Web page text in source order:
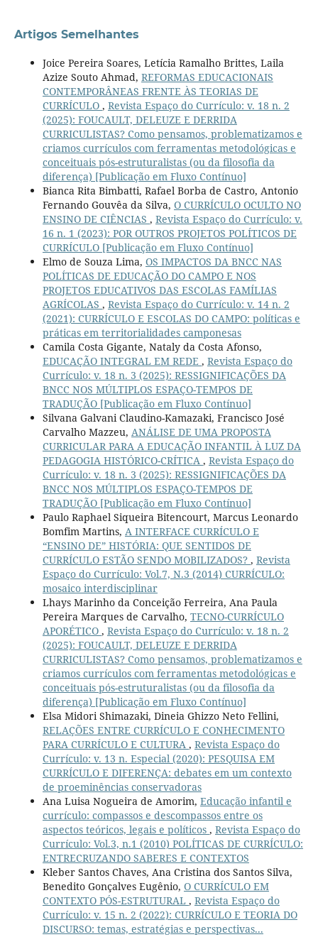
Artigos Semelhantes
Joice Pereira Soares, Letícia Ramalho Brittes, Laila
Azize Souto Ahmad, REFORMAS EDUCACIONAIS
CONTEMPORÂNEAS FRENTE ÀS TEORIAS DE
CURRÍCULO , Revista Espaço do Currículo: v. 18 n. 2
(2025): FOUCAULT, DELEUZE E DERRIDA
CURRICULISTAS? Como pensamos, problematizamos e
criamos currículos com ferramentas metodológicas e
conceituais pós-estruturalistas (ou da filosofia da
diferença) [Publicação em Fluxo Contínuo]
Bianca Rita Bimbatti, Rafael Borba de Castro, Antonio
Fernando Gouvêa da Silva, O CURRÍCULO OCULTO NO
ENSINO DE CIÊNCIAS , Revista Espaço do Currículo: v.
16 n. 1 (2023): POR OUTROS PROJETOS POLÍTICOS DE
CURRÍCULO [Publicação em Fluxo Contínuo]
Elmo de Souza Lima, OS IMPACTOS DA BNCC NAS
POLÍTICAS DE EDUCAÇÃO DO CAMPO E NOS
PROJETOS EDUCATIVOS DAS ESCOLAS FAMÍLIAS
AGRÍCOLAS , Revista Espaço do Currículo: v. 14 n. 2
(2021): CURRÍCULO E ESCOLAS DO CAMPO: políticas e
práticas em territorialidades camponesas
Camila Costa Gigante, Nataly da Costa Afonso,
EDUCAÇÃO INTEGRAL EM REDE , Revista Espaço do
Currículo: v. 18 n. 3 (2025): RESSIGNIFICAÇÕES DA
BNCC NOS MÚLTIPLOS ESPAÇO-TEMPOS DE
TRADUÇÃO [Publicação em Fluxo Contínuo]
Silvana Galvani Claudino-Kamazaki, Francisco José
Carvalho Mazzeu, ANÁLISE DE UMA PROPOSTA
CURRICULAR PARA A EDUCAÇÃO INFANTIL À LUZ DA
PEDAGOGIA HISTÓRICO-CRÍTICA , Revista Espaço do
Currículo: v. 18 n. 3 (2025): RESSIGNIFICAÇÕES DA
BNCC NOS MÚLTIPLOS ESPAÇO-TEMPOS DE
TRADUÇÃO [Publicação em Fluxo Contínuo]
Paulo Raphael Siqueira Bitencourt, Marcus Leonardo
Bomfim Martins, A INTERFACE CURRÍCULO E
“ENSINO DE” HISTÓRIA: QUE SENTIDOS DE
CURRÍCULO ESTÃO SENDO MOBILIZADOS? , Revista
Espaço do Currículo: Vol.7, N.3 (2014) CURRÍCULO:
mosaico interdisciplinar
Lhays Marinho da Conceição Ferreira, Ana Paula
Pereira Marques de Carvalho, TECNO-CURRÍCULO
APORÉTICO , Revista Espaço do Currículo: v. 18 n. 2
(2025): FOUCAULT, DELEUZE E DERRIDA
CURRICULISTAS? Como pensamos, problematizamos e
criamos currículos com ferramentas metodológicas e
conceituais pós-estruturalistas (ou da filosofia da
diferença) [Publicação em Fluxo Contínuo]
Elsa Midori Shimazaki, Dineia Ghizzo Neto Fellini,
RELAÇÕES ENTRE CURRÍCULO E CONHECIMENTO
PARA CURRÍCULO E CULTURA , Revista Espaço do
Currículo: v. 13 n. Especial (2020): PESQUISA EM
CURRÍCULO E DIFERENÇA: debates em um contexto
de proeminências conservadoras
Ana Luisa Nogueira de Amorim, Educação infantil e
currículo: compassos e descompassos entre os
aspectos teóricos, legais e políticos , Revista Espaço do
Currículo: Vol.3, n.1 (2010) POLÍTICAS DE CURRÍCULO:
ENTRECRUZANDO SABERES E CONTEXTOS
Kleber Santos Chaves, Ana Cristina dos Santos Silva,
Benedito Gonçalves Eugênio, O CURRÍCULO EM
CONTEXTO PÓS-ESTRUTURAL , Revista Espaço do
Currículo: v. 15 n. 2 (2022): CURRÍCULO E TEORIA DO
DISCURSO: temas, estratégias e perspectivas...